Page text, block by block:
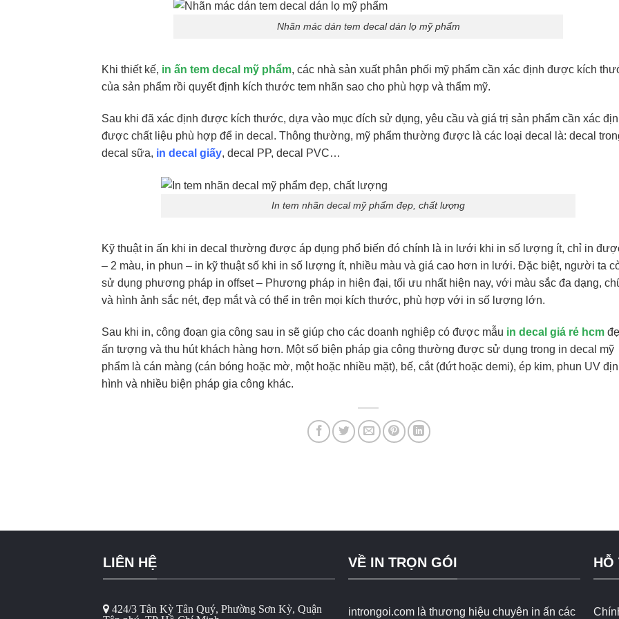
Nhãn mác dán tem decal dán lọ mỹ phẩm
Khi thiết kế, in ấn tem decal mỹ phẩm, các nhà sản xuất phân phối mỹ phẩm cần xác định được kích
của sản phẩm rồi quyết định kích thước tem nhãn sao cho phù hợp và thẩm mỹ.
Sau khi đã xác định được kích thước, dựa vào mục đích sử dụng, yêu cầu và giá trị sản phẩm cần xác
được chất liệu phù hợp để in decal. Thông thường, mỹ phẩm thường được là các loại decal là: decal
decal sữa, in decal giấy, decal PP, decal PVC…
In tem nhãn decal mỹ phẩm đẹp, chất lượng
Kỹ thuật in ấn khi in decal thường được áp dụng phổ biến đó chính là in lưới khi in số lượng ít, chỉ in
– 2 màu, in phun – in kỹ thuật số khi in số lượng ít, nhiều màu và giá cao hơn in lưới. Đặc biệt, người ta
sử dụng phương pháp in offset – Phương pháp in hiện đại, tối ưu nhất hiện nay, với màu sắc đa dạng,
và hình ảnh sắc nét, đẹp mắt và có thể in trên mọi kích thước, phù hợp với in số lượng lớn.
Sau khi in, công đoạn gia công sau in sẽ giúp cho các doanh nghiệp có được mẫu in decal giá rẻ hcm
ấn tượng và thu hút khách hàng hơn. Một số biện pháp gia công thường được sử dụng trong in decal mỹ
phẩm là cán màng (cán bóng hoặc mờ, một hoặc nhiều mặt), bế, cắt (đứt hoặc demi), ép kim, phun UV
hình và nhiều biện pháp gia công khác.
LIÊN HỆ
424/3 Tân Kỳ Tân Quý, Phường Sơn Kỳ, Quận
VỀ IN TRỌN GÓI
introngoi.com là thương hiệu chuyên in ấn các
HỖ